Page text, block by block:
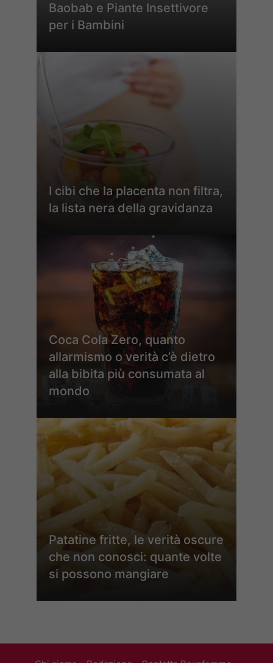
Baobab e Piante Insettivore
per i Bambini
I cibi che la placenta non filtra,
la lista nera della gravidanza
Coca Cola Zero, quanto
allarmismo o verità c’è dietro
alla bibita più consumata al
mondo
Patatine fritte, le verità oscure
che non conosci: quante volte
si possono mangiare